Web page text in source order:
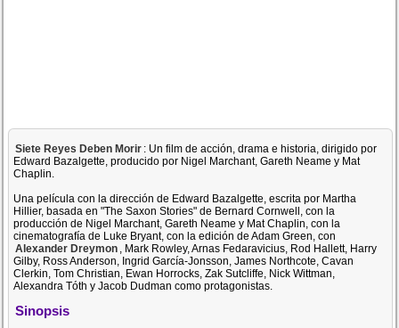
Siete Reyes Deben Morir : Un film de acción, drama e historia, dirigido por
Edward Bazalgette, producido por Nigel Marchant, Gareth Neame y Mat
Chaplin.
Una película con la dirección de Edward Bazalgette, escrita por Martha
Hillier, basada en "The Saxon Stories" de Bernard Cornwell, con la
producción de Nigel Marchant, Gareth Neame y Mat Chaplin, con la
cinematografía de Luke Bryant, con la edición de Adam Green, con
Alexander Dreymon , Mark Rowley, Arnas Fedaravicius, Rod Hallett, Harry
Gilby, Ross Anderson, Ingrid García-Jonsson, James Northcote, Cavan
Clerkin, Tom Christian, Ewan Horrocks, Zak Sutcliffe, Nick Wittman,
Alexandra Tóth y Jacob Dudman como protagonistas.
Sinopsis